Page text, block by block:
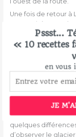
Une fois de retour à
votre soirée avec
leur région. Pour
entièrement
départ de la ville.
Zeballos, une
où vous observerez
Jour 5 : Los Antiguos
Repassez la
Australe en
du lac. Les
quelques
d’observer le
Pssst...
« 10 recettes
en vous
JE